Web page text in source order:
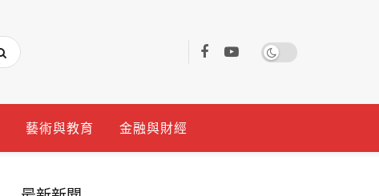
藝術與教育 金融與財經